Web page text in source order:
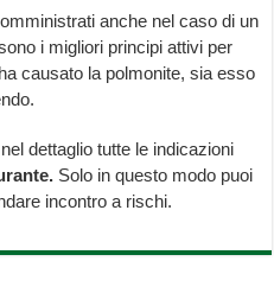
anche nel caso di un
i migliori principi attivi per
causato la polmonite, sia esso
dettaglio tutte le indicazioni
Solo in questo modo puoi
incontro a rischi.